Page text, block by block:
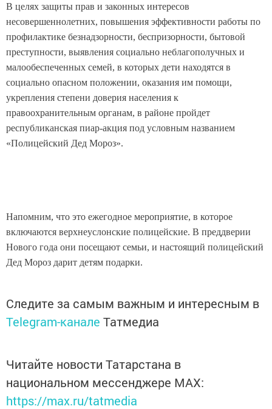
В целях защиты прав и законных интересов
несовершеннолетних, повышения эффективности работы по
профилактике безнадзорности, беспризорности, бытовой
преступности, выявления социально неблагополучных и
малообеспеченных семей, в которых дети находятся в
социально опасном положении, оказания им помощи,
укрепления степени доверия населения к
правоохранительным органам, в районе пройдет
республиканская пиар-акция под условным названием
«Полицейский Дед Мороз».
Напомним, что это ежегодное мероприятие, в которое
включаются верхнеуслонские полицейские. В преддверии
Нового года они посещают семьи, и настоящий полицейский
Дед Мороз дарит детям подарки.
Следите за самым важным и интересным в
Telegram-канале Татмедиа
Читайте новости Татарстана в
национальном мессенджере MАХ:
https://max.ru/tatmedia